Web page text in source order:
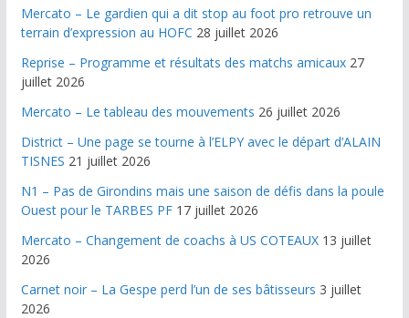
Mercato – Le gardien qui a dit stop au foot pro retrouve un
terrain d’expression au HOFC 28 juillet 2026
Reprise – Programme et résultats des matchs amicaux 27
juillet 2026
Mercato – Le tableau des mouvements 26 juillet 2026
District – Une page se tourne à l’ELPY avec le départ d’ALAIN
TISNES 21 juillet 2026
N1 – Pas de Girondins mais une saison de défis dans la poule
Ouest pour le TARBES PF 17 juillet 2026
Mercato – Changement de coachs à US COTEAUX 13 juillet
2026
Carnet noir – La Gespe perd l’un de ses bâtisseurs 3 juillet
2026